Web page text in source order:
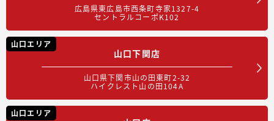
広島県東広島市西条町寺家1327-4
セントラルコーポK102
山口エリア
山口下関店
山口県下関市山の田東町2-32
ハイクレスト山の田104A
山口エリア